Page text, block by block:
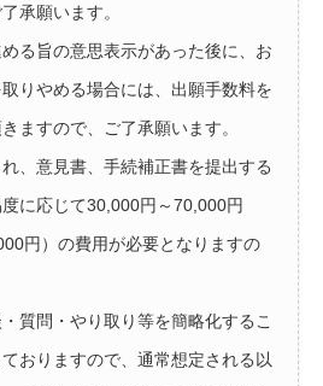
承願います。
る旨の意思表示があった後に、お
りやめる場合には、出願手数料を
ますので、ご了承願います。
、意見書、手続補正書を提出する
に応じて30,000円～70,000円
円）の費用が必要となりますの
質問・やり取り等を簡略化するこ
おりますので、通常想定される以